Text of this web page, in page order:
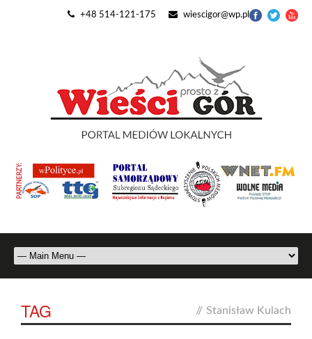
+48 514-121-175 wiescigor@wp.pl
TAG // Stanisław Kulach